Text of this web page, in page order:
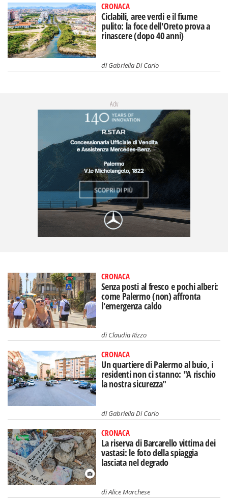
CRONACA
Ciclabili, aree verdi e il fiume
pulito: la foce dell'Oreto prova a
rinascere (dopo 40 anni)
diGabriella Di Carlo
Adv
CRONACA
Senza posti al fresco e pochi alberi:
come Palermo (non) affronta
l'emergenza caldo
diClaudia Rizzo
CRONACA
Un quartiere di Palermo al buio, i
residenti non ci stanno: "A rischio
la nostra sicurezza"
diGabriella Di Carlo
CRONACA
La riserva di Barcarello vittima dei
vastasi: le foto della spiaggia
lasciata nel degrado
diAlice Marchese